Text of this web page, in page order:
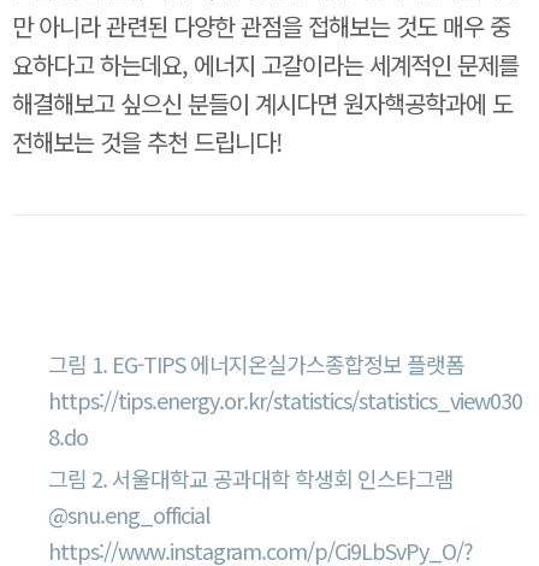
만 아니라 관련된 다양한 관점을 접해보는 것도 매우 중
요하다고 하는데요, 에너지 고갈이라는 세계적인 문제를
해결해보고 싶으신 분들이 계시다면 원자핵공학과에 도
전해보는 것을 추천 드립니다!
그림 1. EG-TIPS 에너지온실가스종합정보 플랫폼
https://tips.energy.or.kr/statistics/statistics_view030
8.do
그림 2. 서울대학교 공과대학 학생회 인스타그램
@snu.eng_official
https://www.instagram.com/p/Ci9LbSvPy_O/?